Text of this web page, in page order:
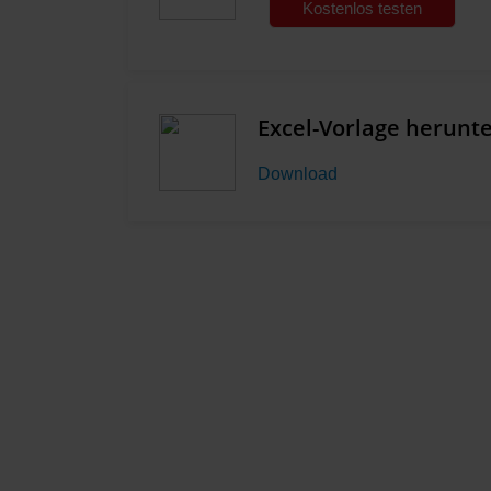
Kostenlos testen
Excel-Vorlage
Download